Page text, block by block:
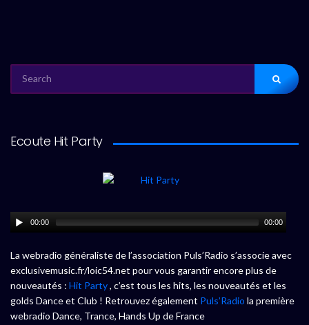
FOR:
Ecoute Hit Party
00:00 00:00
La webradio généraliste de l’association Puls’Radio s’associe avec
exclusivemusic.fr/loic54.net pour vous garantir encore plus de
nouveautés : Hit Party, c’est tous les hits, les nouveautés et les
golds Dance et Club ! Retrouvez également Puls’Radio la première
webradio Dance, Trance, Hands Up de France